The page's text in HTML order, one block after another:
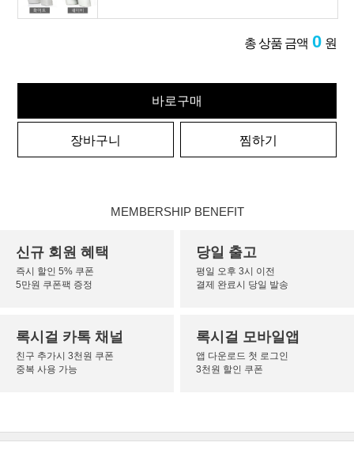
총 상품 금액 0 원
바로구매
장바구니 찜하기
MEMBERSHIP BENEFIT
신규 회원 혜택
즉시 할인 5% 쿠폰
5만원 쿠폰팩 증정
당일 출고
평일 오후 3시 이전
결제 완료시 당일 발송
록시걸 카톡 채널
친구 추가시 3천원 쿠폰
중복 사용 가능
록시걸 모바일앱
앱 다운로드 첫 로그인
3천원 할인 쿠폰